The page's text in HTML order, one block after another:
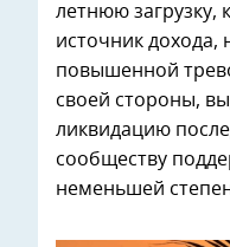
летнюю загрузку,
источник дохода,
повышенной
своей стороны,
ликвидацию
сообществу
неменьшей